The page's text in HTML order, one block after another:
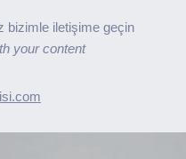
bizimle iletişime geçin
your content